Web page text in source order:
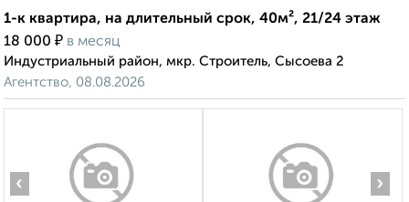
1-к квартира, на длительный срок, 40м², 21/24 этаж
18 000 ₽ в месяц
Индустриальный район, мкр. Строитель, Сысоева 2
Агентство, 08.08.2026
‹ ›